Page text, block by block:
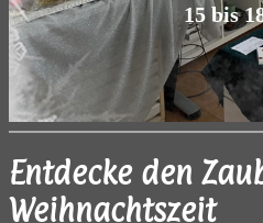
15 bis
Entdecke den
Weihnachtszeit